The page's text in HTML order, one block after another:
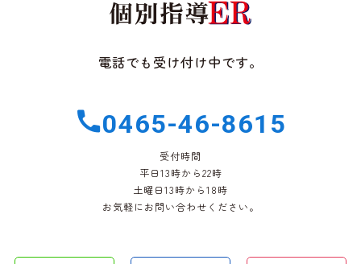
電話でも受け付け中です。
0465-46-8615
受付時間
平日13時から22時
土曜日13時から18時
お気軽にお問い合わせください。